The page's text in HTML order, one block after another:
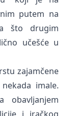
putem na
što drugim
učešće u
zajamčene
imale.
obavljanjem